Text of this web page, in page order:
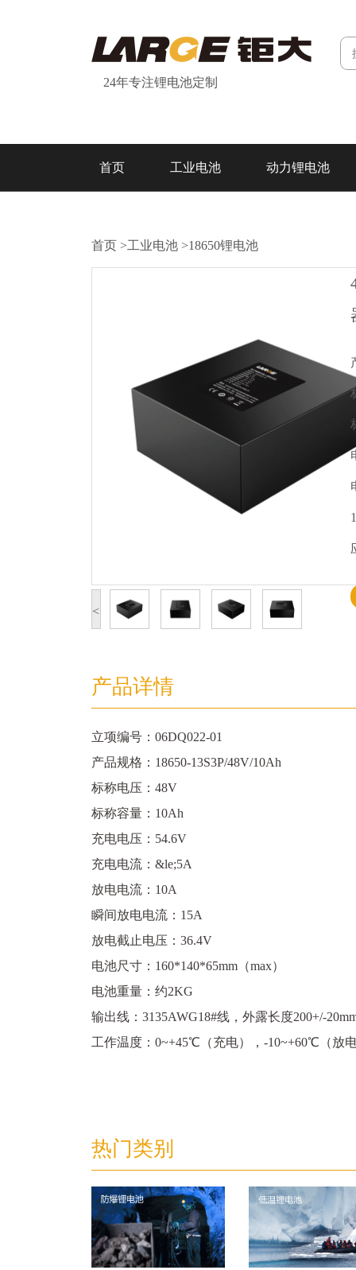
24年专注锂电池定制
首页 工业电池 动力锂电池
首页 >工业电池 >18650锂电池
<
产品详情
立项编号：06DQ022-01
产品规格：18650-13S3P/48V/10Ah
标称电压：48V
标称容量：10Ah
充电电压：54.6V
充电电流：&le;5A
放电电流：10A
瞬间放电电流：15A
放电截止电压：36.4V
电池尺寸：160*140*65mm（max）
电池重量：约2KG
输出线：3135AWG18#线，外露长度200+/-
工作温度：0~+45℃（充电），-10~+60℃（放
热门类别